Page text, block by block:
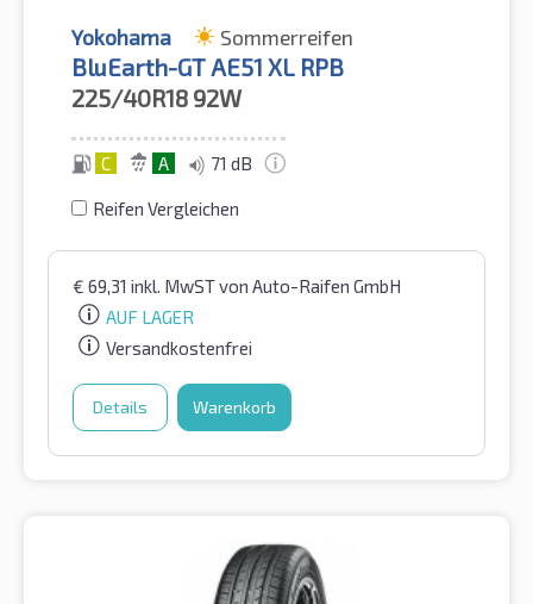
Yokohama Sommerreifen
BluEarth-GT AE51 XL RPB
225/40R18 92W
C A 71 dB
Reifen Vergleichen
€ 69,31 inkl. MwSTvon Auto-Raifen GmbH
AUF LAGER
Versandkostenfrei
Details Warenkorb